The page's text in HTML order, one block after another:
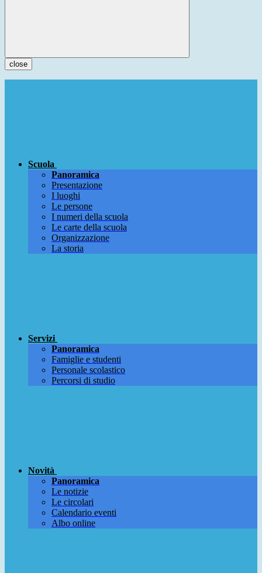
close
Scuola
Panoramica
Presentazione
I luoghi
Le persone
I numeri della scuola
Le carte della scuola
Organizzazione
La storia
Servizi
Panoramica
Famiglie e studenti
Personale scolastico
Percorsi di studio
Novità
Panoramica
Le notizie
Le circolari
Calendario eventi
Albo online